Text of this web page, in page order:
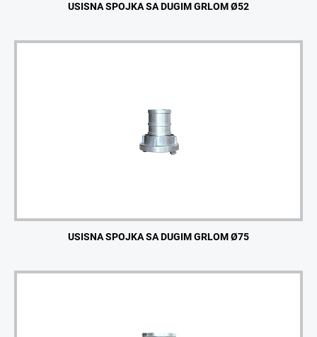
USISNA SPOJKA SA DUGIM GRLOM Ø52
USISNA SPOJKA SA DUGIM GRLOM Ø75